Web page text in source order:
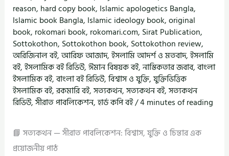
reason, hard copy book, Islamic apologetics Bangla,
Islamic book Bangla, Islamic ideology book,original
book, rokomari book, rokomari.com, Sirat Publication,
Sottokothon, Sottokothon book, Sottokothon review,
অরিজিনাল বই,আরিফ আজাদ,ইসলামি আদর্শ ও মতবাদ,ইসলামি
বই,ইসলামিক বই রিভিউ,ঈমান বিষয়ক বই,নাস্তিকতার জবাব,বাংলা
ইসলামিক বই,বাংলা বই রিভিউ,বিশ্বাস ও যুক্তি,যুক্তিভিত্তিক
ইসলামিক বই,রকমারি বই,সত্যকথন,সত্যকথন বই,সত্যকথন
রিভিউ,সীরাত পাবলিকেশন,হার্ড কপি বই/4 minutes of reading
📘 সত্যকথন — সীরাত পাবলিকেশন: বিশ্বাস, যুক্তি ও চিন্তার এক
প্রয়োজনীয় পাঠ